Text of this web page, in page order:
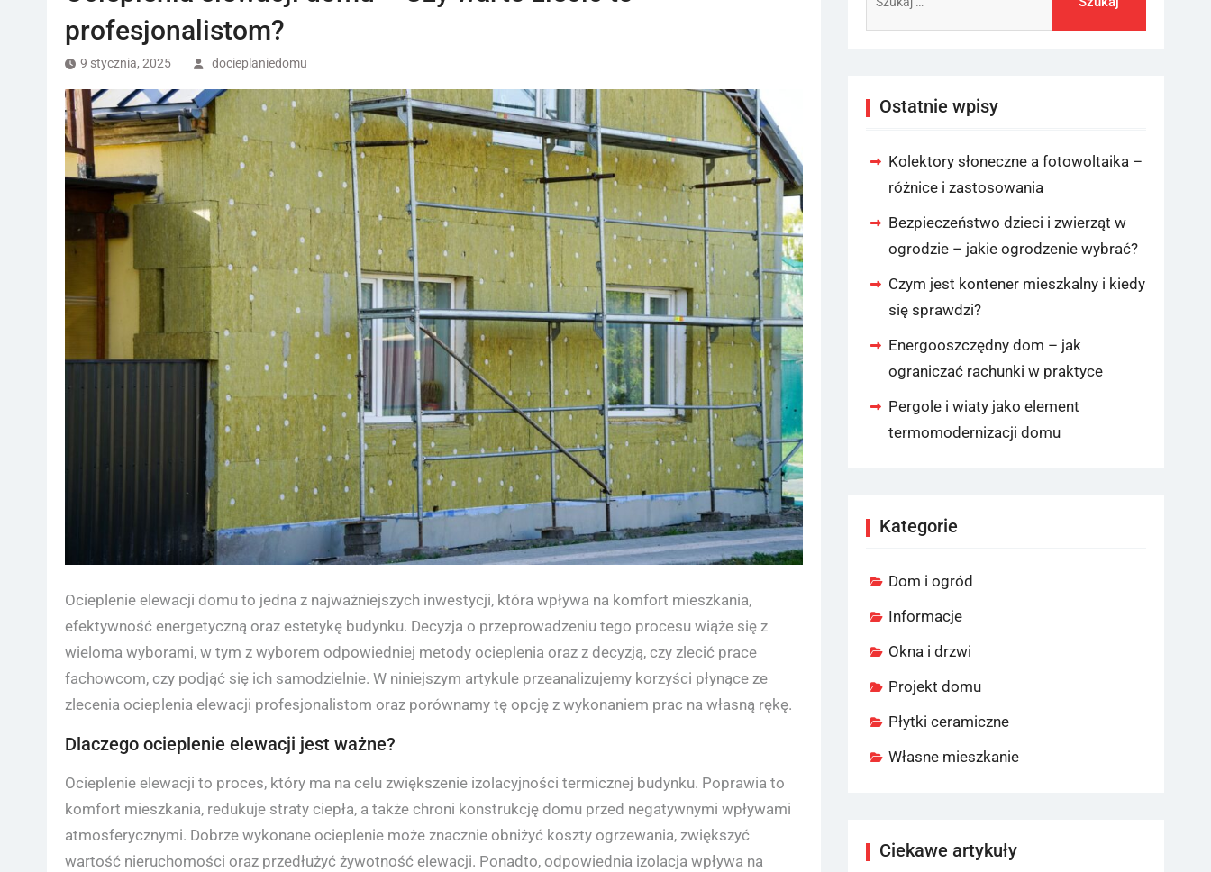
profesjonalistom?
9 stycznia, 2025 docieplaniedomu
Ocieplenie elewacji domu to jedna z najważniejszych inwestycji, która wpływa na komfort mieszkania,
efektywność energetyczną oraz estetykę budynku. Decyzja o przeprowadzeniu tego procesu wiąże się z
wieloma wyborami, w tym z wyborem odpowiedniej metody ocieplenia oraz z decyzją, czy zlecić prace
fachowcom, czy podjąć się ich samodzielnie. W niniejszym artykule przeanalizujemy korzyści płynące ze
zlecenia ocieplenia elewacji profesjonalistom oraz porównamy tę opcję z wykonaniem prac na własną rękę.
Dlaczego ocieplenie elewacji jest ważne?
Ocieplenie elewacji to proces, który ma na celu zwiększenie izolacyjności termicznej budynku. Poprawia to
komfort mieszkania, redukuje straty ciepła, a także chroni konstrukcję domu przed negatywnymi wpływami
atmosferycznymi. Dobrze wykonane ocieplenie może znacznie obniżyć koszty ogrzewania, zwiększyć
wartość nieruchomości oraz przedłużyć żywotność elewacji. Ponadto, odpowiednia izolacja wpływa na
Ostatnie wpisy
Kolektory słoneczne a fotowoltaika –
różnice i zastosowania
Bezpieczeństwo dzieci i zwierząt w
ogrodzie – jakie ogrodzenie wybrać?
Czym jest kontener mieszkalny i kiedy
się sprawdzi?
Energooszczędny dom – jak
ograniczać rachunki w praktyce
Pergole i wiaty jako element
termomodernizacji domu
Kategorie
Dom i ogród
Informacje
Okna i drzwi
Projekt domu
Płytki ceramiczne
Własne mieszkanie
Ciekawe artykuły